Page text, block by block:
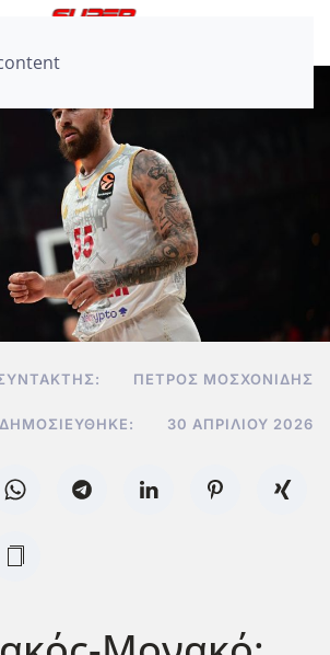
ΠΈΤΡΟΣ ΜΟΣΧΟΝΊΔΗΣ
ΔΗΜΟΣΙΕΎΘΗΚΕ: 30 ΑΠΡΙΛΊΟΥ 2026